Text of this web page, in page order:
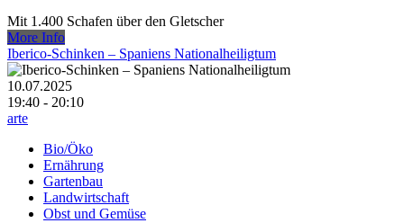
Mit 1.400 Schafen über den Gletscher
More Info
Iberico-Schinken – Spaniens Nationalheiligtum
10.07.2025
19:40 - 20:10
arte
Bio/Öko
Ernährung
Gartenbau
Landwirtschaft
Obst und Gemüse